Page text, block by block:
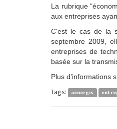
La rubrique
aux entreprises
C'est le cas de la
septembre 2009,
entreprises de
basée sur la
Plus d'informations
Tags: aenergis